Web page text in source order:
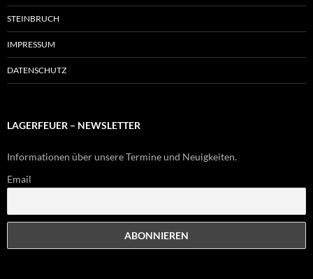
STEINBRUCH
IMPRESSUM
DATENSCHUTZ
LAGERFEUER – NEWSLETTER
Informationen über unsere Termine und Neuigkeiten.
Email